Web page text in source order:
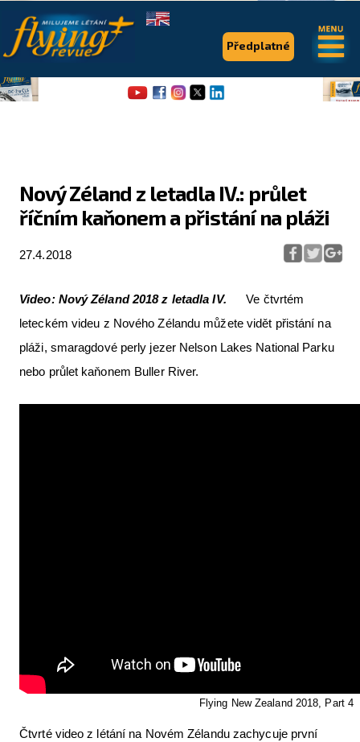
Nový Zéland z letadla IV.: průlet
říčním kaňonem a přistání na pláži
27.4.2018
Video: Nový Zéland 2018 z letadla IV.
Ve čtvrtém
leteckém videu z Nového Zélandu můžete vidět přistání na
pláži, smaragdové perly jezer Nelson Lakes National Parku
nebo průlet kaňonem Buller River.
Flying New Zealand 2018, Part 4
Čtvrté video z létání na Novém Zélandu zachycuje první
Předplatné
.
Flying Revue
Pro piloty
Série & speciály